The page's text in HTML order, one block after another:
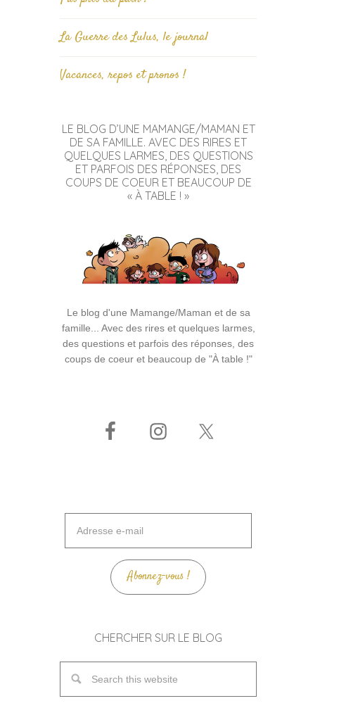
La Guerre des Lulus, le journal
Vacances, repos et pronos !
LE BLOG D’UNE MAMANGE/MAMAN ET
DE SA FAMILLE. AVEC DES RIRES ET
QUELQUES LARMES, DES QUESTIONS
ET PARFOIS DES RÉPONSES, DES
COUPS DE COEUR ET BEAUCOUP DE
« À TABLE ! »
Le blog d'une Mamange/Maman et de sa
famille... Avec des rires et quelques larmes,
des questions et parfois des réponses, des
coups de coeur et beaucoup de "À table !"
mail
Abonnez-vous !
CHERCHER SUR LE BLOG